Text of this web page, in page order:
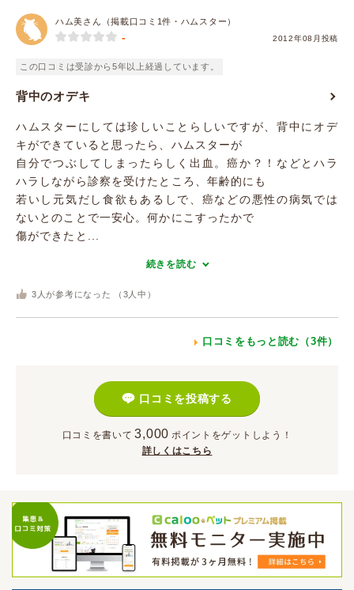
ハム美さん（掲載口コミ1件・ハムスター）
2012年08月投稿
-
この口コミは受診から5年以上経過しています。
背中のオデキ
ハムスターにしては珍しいことらしいですが、背中にオデ
キができていると思ったら、ハムスターが
自分でつぶしてしまったらしく出血。癌か？！などとハラ
ハラしながら診察を受けたところ、年齢的にも
若いし元気だし食欲もあるしで、癌などの悪性の病気では
ないとのことで一安心。何かにこすったかで
傷ができたと...
続きを読む
3 人が参考になった （ 3 人中）
口コミをもっと読む（3件）
口コミを投稿する
口コミを書いて 3,000 ポイント をゲットしよう！
詳しくはこちら